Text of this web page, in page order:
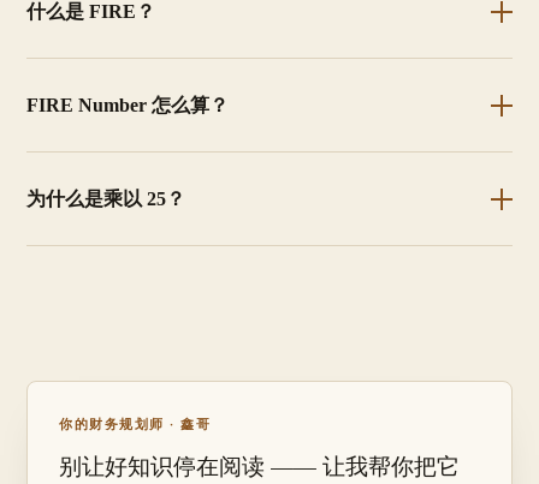
什么是 FIRE？
FIRE Number 怎么算？
为什么是乘以 25？
你的财务规划师 · 鑫哥
别让好知识停在阅读 —— 让我帮你把它